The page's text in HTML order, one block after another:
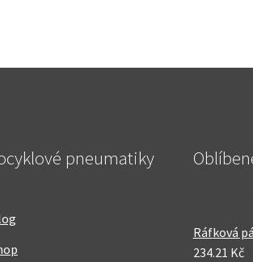
pneumatiky
Ráfková
234.21 Kč